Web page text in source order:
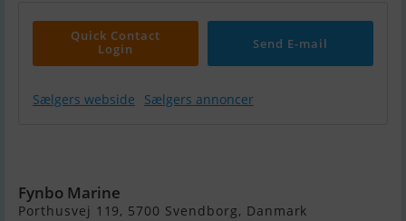
Quick Contact
Login
Send E-mail
Sælgers webside Sælgers annoncer
Fynbo Marine
Porthusvej 119, 5700 Svendborg, Danmark